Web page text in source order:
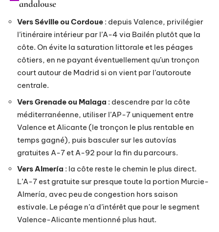
andalouse
Vers Séville ou Cordoue : depuis Valence, privilégier
l’itinéraire intérieur par l’A-4 via Bailén plutôt que la
côte. On évite la saturation littorale et les péages
côtiers, en ne payant éventuellement qu’un tronçon
court autour de Madrid si on vient par l’autoroute
centrale.
Vers Grenade ou Malaga : descendre par la côte
méditerranéenne, utiliser l’AP-7 uniquement entre
Valence et Alicante (le tronçon le plus rentable en
temps gagné), puis basculer sur les autovías
gratuites A-7 et A-92 pour la fin du parcours.
Vers Almería : la côte reste le chemin le plus direct.
L’A-7 est gratuite sur presque toute la portion Murcie-
Almería, avec peu de congestion hors saison
estivale. Le péage n’a d’intérêt que pour le segment
Valence-Alicante mentionné plus haut.